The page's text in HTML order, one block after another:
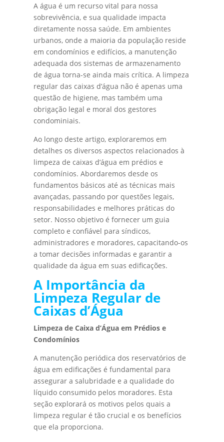
A água é um recurso vital para nossa
sobrevivência, e sua qualidade impacta
diretamente nossa saúde. Em ambientes
urbanos, onde a maioria da população reside
em condomínios e edifícios, a manutenção
adequada dos sistemas de armazenamento
de água torna-se ainda mais crítica. A limpeza
regular das caixas d’água não é apenas uma
questão de higiene, mas também uma
obrigação legal e moral dos gestores
condominiais.
Ao longo deste artigo, exploraremos em
detalhes os diversos aspectos relacionados à
limpeza de caixas d’água em prédios e
condomínios. Abordaremos desde os
fundamentos básicos até as técnicas mais
avançadas, passando por questões legais,
responsabilidades e melhores práticas do
setor. Nosso objetivo é fornecer um guia
completo e confiável para síndicos,
administradores e moradores, capacitando-os
a tomar decisões informadas e garantir a
qualidade da água em suas edificações.
A Importância da
Limpeza Regular de
Caixas d’Água
Limpeza de Caixa d’Água em Prédios e
Condomínios
A manutenção periódica dos reservatórios de
água em edificações é fundamental para
assegurar a salubridade e a qualidade do
líquido consumido pelos moradores. Esta
seção explorará os motivos pelos quais a
limpeza regular é tão crucial e os benefícios
que ela proporciona.